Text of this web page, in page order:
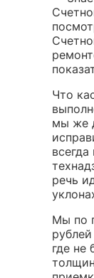
Что
мы же
речь
Мы по
где не